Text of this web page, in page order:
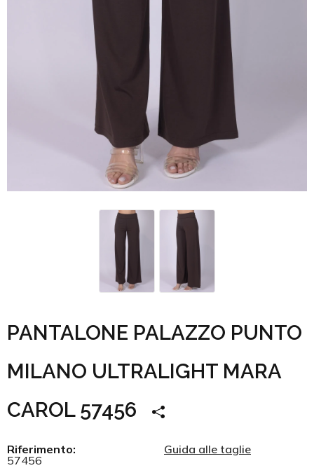
PANTALONE PALAZZO PUNTO
MILANO ULTRALIGHT MARA
CAROL 57456
Riferimento:
57456
Guida alle taglie